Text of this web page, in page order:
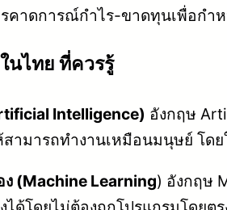
คาดการณ์กำไร-ขาดทุนเพื่อก
นไทย ที่ควรรู้
Intelligence) อังกฤษ
ามารถทำงานเหมือนมนุษย์ โด
ง (Machine Learning) อังกฤษ